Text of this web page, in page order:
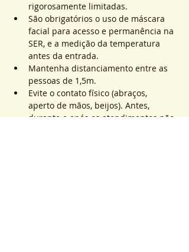
rigorosamente limitadas.
São obrigatórios o uso de máscara
facial para acesso e permanência na
SER, e a medição da temperatura
antes da entrada.
Mantenha distanciamento entre as
pessoas de 1,5m.
Evite o contato físico (abraços,
aperto de mãos, beijos). Antes,
durante e após os atendimentos não